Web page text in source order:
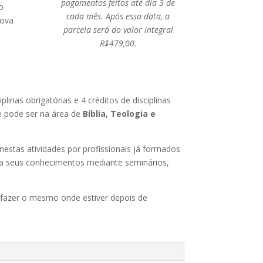
pagamentos feitos até dia 3 de
cada mês.Após essa data, a
parcela será do valor integral
R$479,00.
obrigatórias e 4 créditos de disciplinas
ser na área de Bíblia, Teologia e
atividades por profissionais já formados
seus conhecimentos mediante seminários,
o mesmo onde estiver depois de